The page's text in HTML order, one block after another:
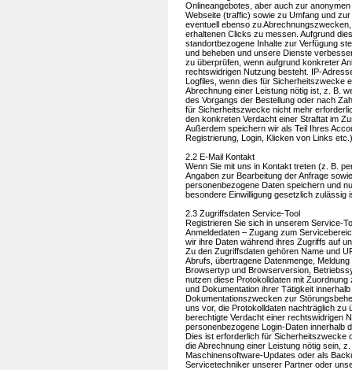
Onlineangebotes, aber auch zur
Webseite (traffic) sowie zu Umfang und
eventuell ebenso zu
erhaltenen Clicks zu messen. Aufgrund
standortbezogene Inhalte zur Verfügung
und beheben und unsere Dienste
zu überprüfen, wenn aufgrund konkreter
rechtswidrigen Nutzung besteht. IP-
Logfiles, wenn dies für Sicherheitszwecke
Abrechnung einer Leistung nötig ist, z. B.
des Vorgangs der Bestellung oder nach
für Sicherheitszwecke nicht mehr
den konkreten Verdacht einer Straftat im
Außerdem speichern wir als Teil Ihres
Registrierung, Login, Klicken von Links
2.2 E-Mail Kontakt
Wenn Sie mit uns in Kontakt treten (z. B.
Angaben zur Bearbeitung der Anfrage
personenbezogene Daten speichern und
besondere Einwilligung gesetzlich zulässig
2.3 Zugriffsdaten Service-Tool
Registrieren Sie sich in unserem Service-
Anmeldedaten – Zugang zum
wir ihre Daten während ihres Zugriffs auf
Zu den Zugriffsdaten gehören Name und
Abrufs, übertragene Datenmenge,
Browsertyp und Browserversion,
nutzen diese Protokolldaten mit
und Dokumentation ihrer Tätigkeit
Dokumentationszwecken zur
uns vor, die Protokolldaten nachträglich
berechtigte Verdacht einer rechtswidrigen
personenbezogene Login-Daten innerhalb
Dies ist erforderlich für Sicherheitszwecke
die Abrechnung einer Leistung nötig sein,
Maschinensoftware-Updates oder als
Servicetechniker unserer Partner oder